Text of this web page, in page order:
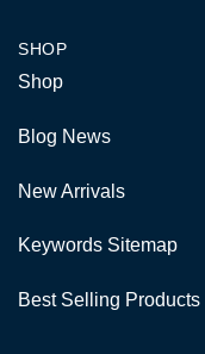
SHOP
Shop
Blog News
New Arrivals
Keywords Sitemap
Best Selling Products